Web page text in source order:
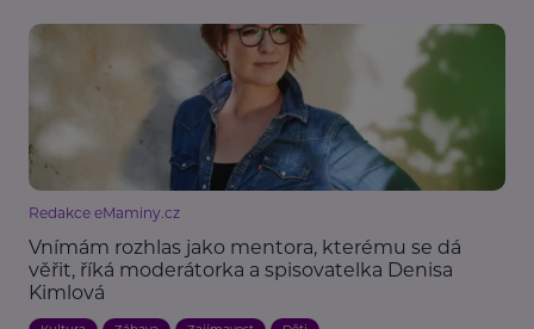
Redakce eMaminy.cz
Vnímám rozhlas jako mentora, kterému se dá
věřit, říká moderátorka a spisovatelka Denisa
Kimlová